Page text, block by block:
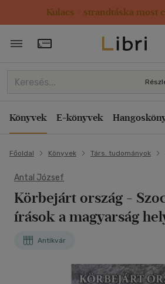
Kulacs / strandtáska most
Törzsvásárlói Kártya adatai
Könyvek E-könyvek
Főoldal Könyvek Társ. tudományok
Antal József
Körbejárt ország -
írások a magyarság
Antikvár